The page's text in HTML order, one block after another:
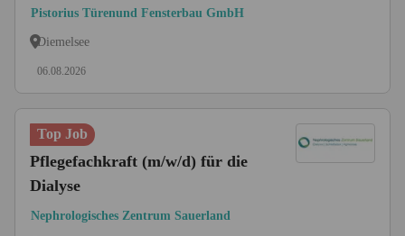
Pistorius Türenund Fensterbau GmbH
Diemelsee
06.08.2026
Top Job
Pflegefachkraft (m/w/d) für die
Dialyse
Nephrologisches Zentrum Sauerland